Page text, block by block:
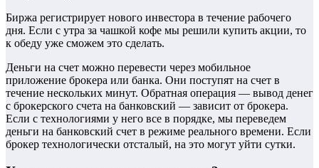
Биржа регистрирует нового инвестора в течение рабочего
дня. Если с утра за чашкой кофе мы решили купить акции, то
к обеду уже сможем это сделать.
Деньги на счет можно перевести через мобильное
приложение брокера или банка. Они поступят на счет в
течение нескольких минут. Обратная операция — вывод денег
с брокерского счета на банковский — зависит от брокера.
Если с технологиями у него все в порядке, мы переведем
деньги на банковский счет в режиме реального времени. Если
брокер технологически отсталый, на это могут уйти сутки.